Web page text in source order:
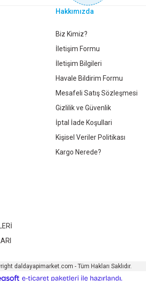
Hakkımızda
Biz Kimiz?
İletişim Formu
İletişim Bilgileri
Havale Bildirim Formu
Mesafeli Satış Sözleşmesi
Gizlilik ve Güvenlik
İptal İade Koşullari
Kişisel Veriler Politikası
Kargo Nerede?
daldayapimarket.com - Tüm Hakları Saklıdır.
ideasoft
e-